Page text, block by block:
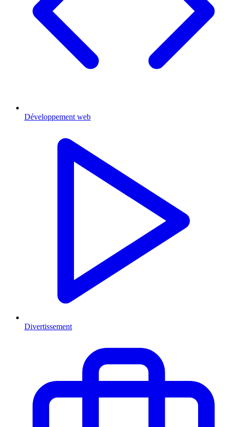
Développement web
Divertissement